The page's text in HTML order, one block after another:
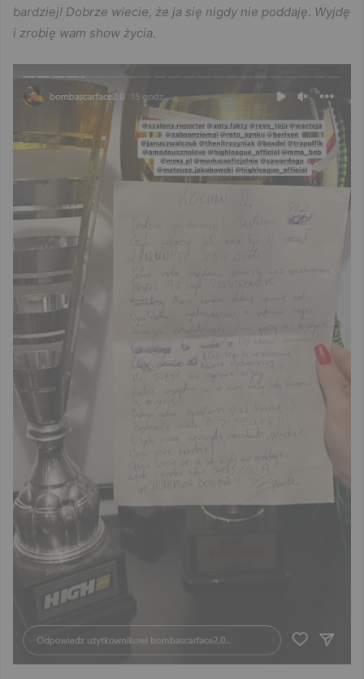
bardziej! Dobrze wiecie, że ja się nigdy nie poddaję. Wyjdę
i zrobię wam show życia.